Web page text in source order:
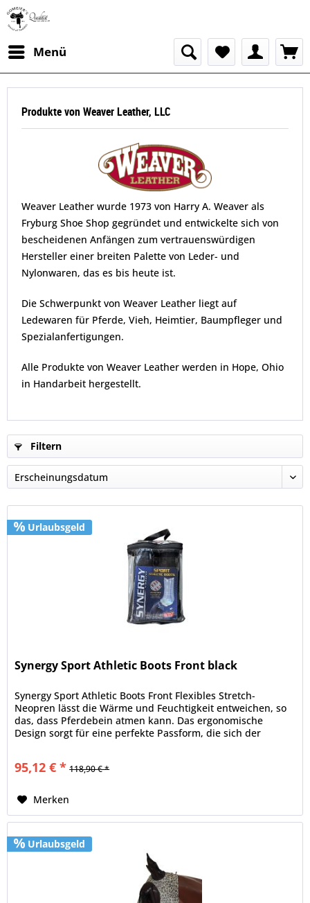
Menü
Produkte von Weaver Leather, LLC
Weaver Leather wurde 1973 von Harry A. Weaver als
Fryburg Shoe Shop gegründet und entwickelte sich von
bescheidenen Anfängen zum vertrauenswürdigen
Hersteller einer breiten Palette von Leder- und
Nylonwaren, das es bis heute ist.
Die Schwerpunkt von Weaver Leather liegt auf
Ledewaren für Pferde, Vieh, Heimtier, Baumpfleger und
Spezialanfertigungen.
Alle Produkte von Weaver Leather werden in Hope, Ohio
in Handarbeit hergestellt.
Filtern
Urlaubsgeld
Synergy Sport Athletic Boots Front black
Synergy Sport Athletic Boots Front Flexibles Stretch-
Neopren lässt die Wärme und Feuchtigkeit entweichen, so
das, dass Pferdebein atmen kann. Das ergonomische
Design sorgt für eine perfekte Passform, die sich der
95,12 € * 118,90 € *
Merken
Urlaubsgeld